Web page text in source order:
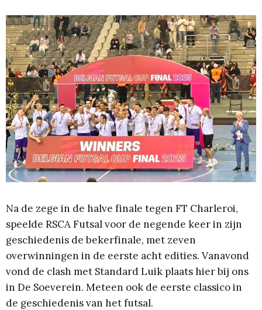
Na de zege in de halve finale tegen FT Charleroi,
speelde RSCA Futsal voor de negende keer in zijn
geschiedenis de bekerfinale, met zeven
overwinningen in de eerste acht edities. Vanavond
vond de clash met Standard Luik plaats hier bij ons
in De Soeverein. Meteen ook de eerste classico in
de geschiedenis van het futsal.